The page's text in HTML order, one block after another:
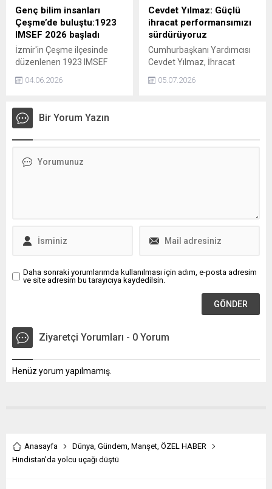
hesapsızca hareket
etmektedir ifadelerini
kullandı.
olduğunu belirtti.
Genç bilim insanları
Çeşme’de buluştu:1923
IMSEF 2026 başladı
İzmir'in Çeşme ilçesinde
düzenlenen 1923 IMSEF
Uluslararası Matematik,
Bilim ve Mühendislik Fuarı
projenin başvurduğu
organizasyonda lise
04.06.2026
Cevdet Yılmaz: Güçlü
ihracat performansımızı
sürdürüyoruz
Cumhurbaşkanı Yardımcısı
Cevdet Yılmaz, İhracat
odaklı büyüme stratejimiz
doğrultusunda güçlü ihracat
05.07.2026
Bir Yorum Yazın
Daha sonraki yorumlarımda kullanılması için adım, e-posta adresim
ve site adresim bu tarayıcıya kaydedilsin.
Ziyaretçi Yorumları - 0 Yorum
Henüz yorum yapılmamış.
Anasayfa Dünya, Gündem, Manşet, ÖZEL HABER
Hindistan’da yolcu uçağı düştü